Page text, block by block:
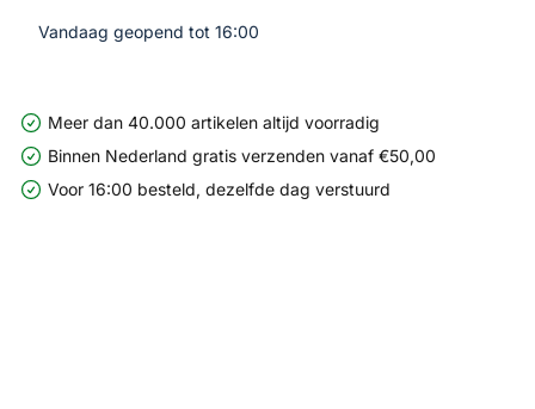
Vandaag geopend tot 16:00
Meer dan 40.000 artikelen altijd voorradig
Binnen Nederland gratis verzenden vanaf €50,00
Voor 16:00 besteld, dezelfde dag verstuurd